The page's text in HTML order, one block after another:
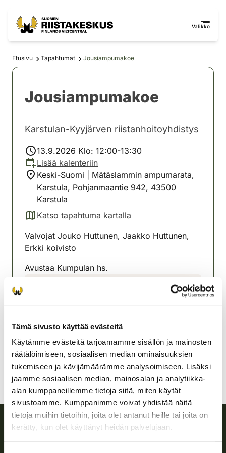
Tämä sivusto käyttää evästeitä
Käytämme evästeitä tarjoamamme sisällön ja mainosten
räätälöimiseen, sosiaalisen median ominaisuuksien
tukemiseen ja kävijämäärämme analysoimiseen. Lisäksi
jaamme sosiaalisen median, mainosalan ja analytiikka-
alan kumppaneillemme tietoja siitä, miten käytät
sivustoamme. Kumppanimme voivat yhdistää näitä
tietoja muihin tietoihin, joita olet antanut heille tai joita on
kerätty, kun olet käyttänyt heidän palvelujaan.
Valikko
Etusivu Tapahtumat Jousiampumakoe
Jousiampumakoe
Karstulan-Kyyjärven riistanhoitoyhdistys
13.9.2026 Klo: 12:00-13:30
Lisää kalenteriin
Keski-Suomi | Mätäslammin ampumarata,
Karstula, Pohjanmaantie 942, 43500
Karstula
Katso tapahtuma kartalla
(avautuu uuteen välilehteen)
Valvojat Jouko Huttunen, Jaakko Huttunen,
Erkki koivisto
Avustaa Kumpulan hs.
riistanhoitoyhdistys
040 7048780
karstula-kyyjarvi@rhy.riista.fi